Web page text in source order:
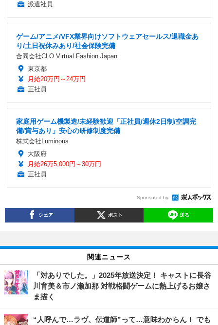
派遣社員
ゲーム/アニメ/VFX業界向けソフトウェアセールス/退職金あ
り/土日祝休みあり/社会保険完備
合同会社CLO Virtual Fashion Japan
東京都
月給20万円～24万円
正社員
家庭用ゲーム機製造/未経験歓迎「正社員/週休2日制/空調完
備/賞与あり」安心の研修制度完備
株式会社Luminous
大阪府
月給26万5,000円～30万円
正社員
Sponsored by
シェア ポスト 送る
関連ニュース
「対ありでした。」2025年放送決定！ キャストに長谷
川育美＆市ノ瀬加那 対戦格闘ゲームに熱上げるお嬢さ
ま描く
“人呼んで…ラヴ、伝道師”って…意味わからん！ でも